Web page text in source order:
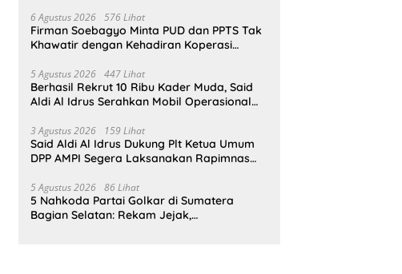
6 Agustus 2026 576 Lihat
Firman Soebagyo Minta PUD dan PPTS Tak
Khawatir dengan Kehadiran Koperasi
5 Agustus 2026 447 Lihat
Berhasil Rekrut 10 Ribu Kader Muda, Said
Aldi Al Idrus Serahkan Mobil Operasional
3 Agustus 2026 159 Lihat
Said Aldi Al Idrus Dukung Plt Ketua Umum
DPP AMPI Segera Laksanakan Rapimnas
5 Agustus 2026 86 Lihat
5 Nahkoda Partai Golkar di Sumatera
Bagian Selatan: Rekam Jejak,